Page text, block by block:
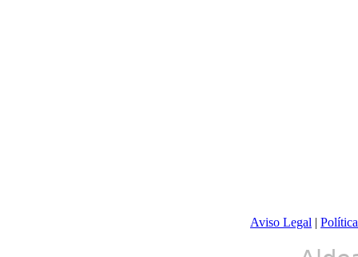
Aviso Legal |